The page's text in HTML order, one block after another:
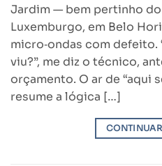
Jardim — bem pertinho
Luxemburgo, em Belo
micro‑ondas com defeito.
viu?”, me diz o técnico,
orçamento. O ar de “aqui
resume a lógica […]